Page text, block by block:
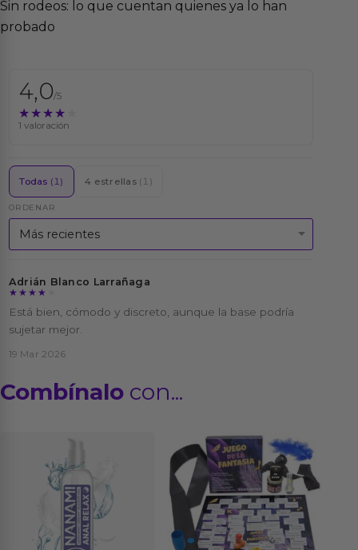
Sin rodeos: lo que cuentan quienes ya lo han
probado
4,0/5
★★★★★
★★★★★
1 valoración
Todas (1) 4 estrellas (1)
ORDENAR
Adrián Blanco Larrañaga
★★★★★
★★★★★
Está bien, cómodo y discreto, aunque la base podría
sujetar mejor.
19 Mar 2026
Combínalo con...